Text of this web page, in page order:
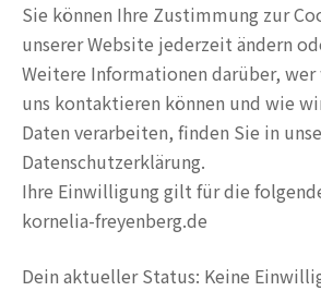
Sie können Ihre Zustimmung zur
unserer Website jederzeit ändern
Weitere Informationen darüber,
uns kontaktieren können und wie
Daten verarbeiten, finden Sie in
Datenschutzerklärung.
Ihre Einwilligung gilt für die
kornelia-freyenberg.de
Dein aktueller Status: Keine